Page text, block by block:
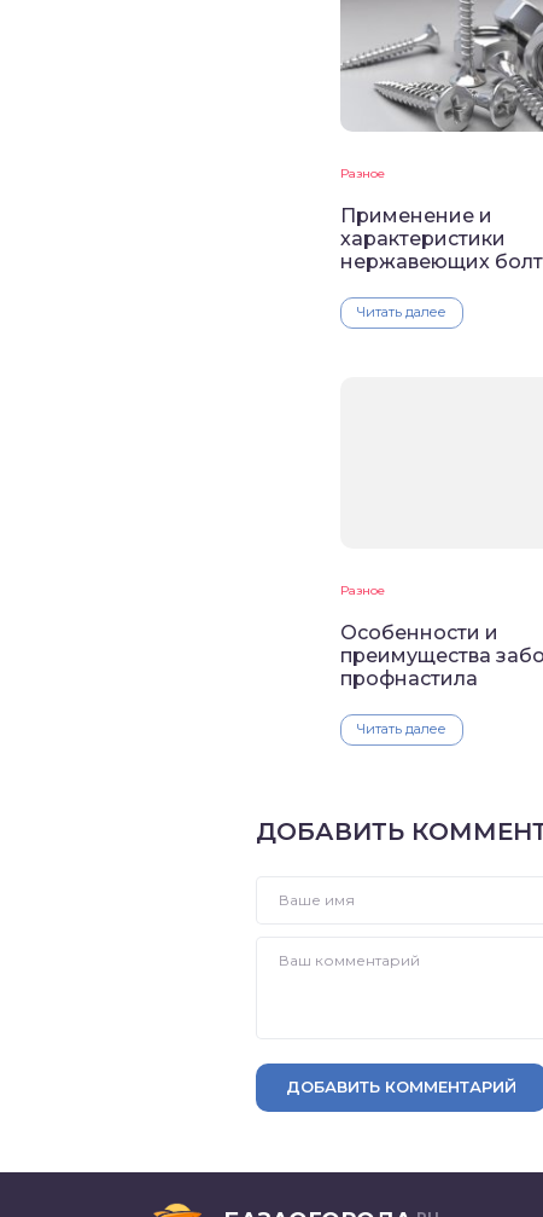
Разное
Применение и
характеристики
нержавеющих
Читать далее
Разное
Особенности и
преимущества
профнастила
Читать далее
ДОБАВИТЬ
ДОБАВИТЬ КОММЕНТАРИЙ